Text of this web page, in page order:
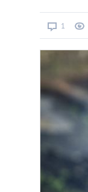
1